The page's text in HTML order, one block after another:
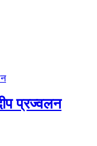
प्रज्वलन